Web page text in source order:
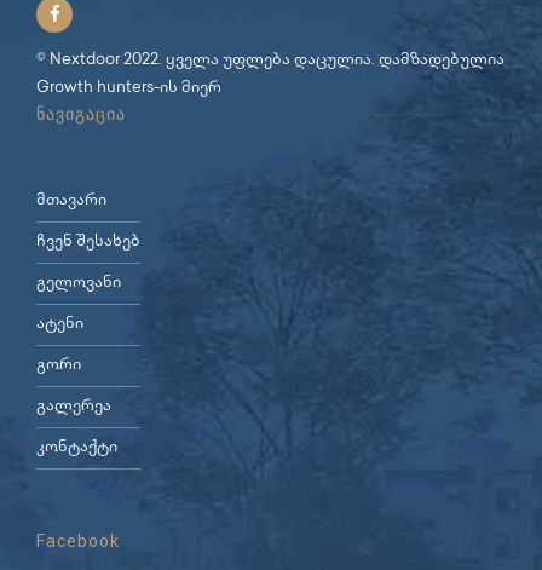
© Nextdoor 2022. ყველა უფლება დაცულია. დამზადებულია
Growth hunters-ის მიერ
ნავიგაცია
მთავარი
ჩვენ შესახებ
გელოვანი
ატენი
გორი
გალერეა
კონტაქტი
Facebook